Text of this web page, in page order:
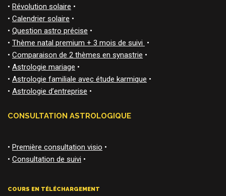
• Révolution solaire •
• Calendrier solaire •
• Question astro précise •
• Thème natal premium + 3 mois de suivi •
• Comparaison de 2 thèmes en synastrie •
• Astrologie mariage •
• Astrologie familiale avec étude karmique •
• Astrologie d’entreprise •
CONSULTATION ASTROLOGIQUE
• Première consultation visio •
• Consultation de suivi •
COURS EN TÉLÉCHARGEMENT